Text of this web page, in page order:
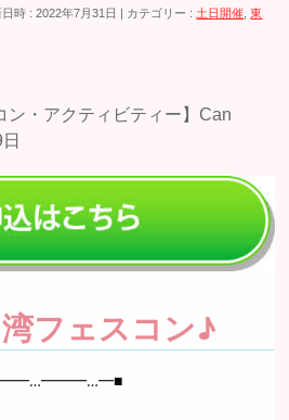
時 : 2022年7月31日 カテゴリー : 土日開催 ,東
フェスコン♪